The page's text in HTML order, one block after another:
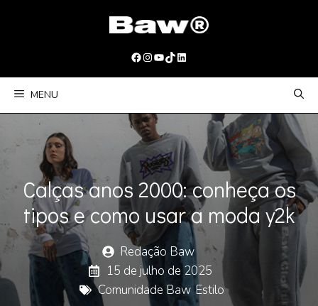
Facebook
Instagram
Youtube
TikTokLinkedIn
MENU
Calças anos 2000: conheça os
tipos e como usar a moda y2k
Redação Baw
15 de julho de 2025
Comunidade Baw,Estilo